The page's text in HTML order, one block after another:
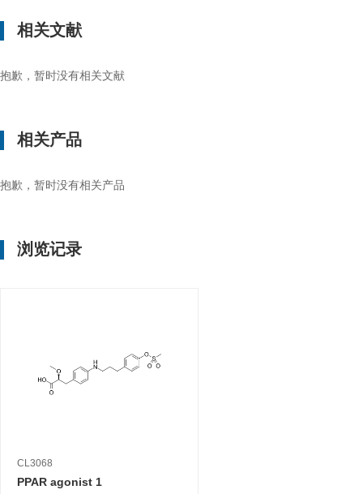
相关文献
抱歉，暂时没有相关文献
相关产品
抱歉，暂时没有相关产品
浏览记录
CL3068
PPAR agonist 1